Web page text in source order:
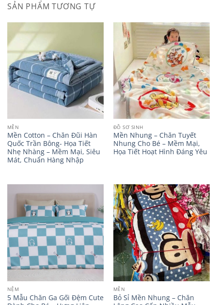
SẢN PHẨM TƯƠNG TỰ
MỀN
Mền Cotton – Chăn Đũi Hàn
Quốc Trần Bông- Họa Tiết
Nhẹ Nhàng – Mềm Mại, Siêu
Mát, Chuẩn Hàng Nhập
ĐỒ SƠ SINH
Mền Nhung – Chăn Tuyết
Nhung Cho Bé – Mềm Mại,
Họa Tiết Hoạt Hình Đáng Yêu
NỆM
5 Mẫu Chăn Ga Gối Đệm Cute
MỀN
Bỏ Sỉ Mền Nhung – Chăn